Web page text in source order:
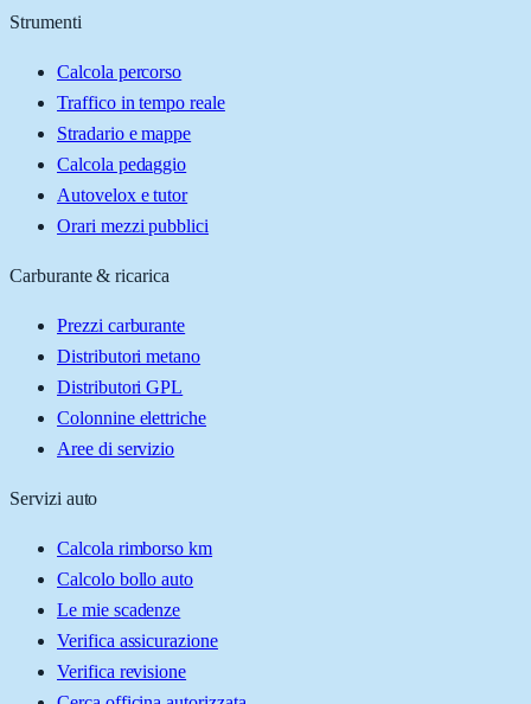
Strumenti
Calcola percorso
Traffico in tempo reale
Stradario e mappe
Calcola pedaggio
Autovelox e tutor
Orari mezzi pubblici
Carburante & ricarica
Prezzi carburante
Distributori metano
Distributori GPL
Colonnine elettriche
Aree di servizio
Servizi auto
Calcola rimborso km
Calcolo bollo auto
Le mie scadenze
Verifica assicurazione
Verifica revisione